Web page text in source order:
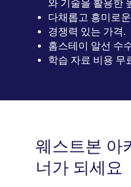
와 기술을 활용한
다채롭고 흥미로
경쟁력 있는 가격.
홈스테이 알선 수
학습 자료 비용 무
웨스트본 아
너가 되세요